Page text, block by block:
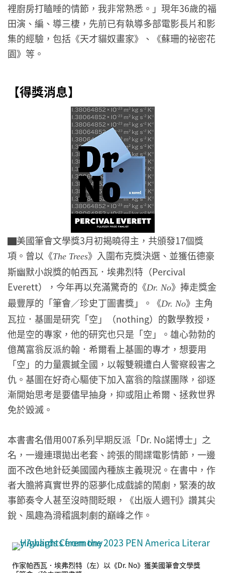
裡廚房打瞌睡的情節，我非常熟悉。」現年36歲的福
田演、編、導三棲，先前已有執導多部電影長片和影
集的經驗，包括《天才貓奴畫家》、《蘇珊的祕密花
園》等。
【得獎消息】
▇美國筆會文學獎3月初揭曉得主，共頒發17個獎
項。曾以《The Trees》入圍布克獎決選、並獲伍德豪
斯幽默小說獎的帕西瓦．埃弗烈特（Percival
Everett），今年再以充滿驚奇的《Dr. No》捧走獎金
最豐厚的「筆會／珍史丁圖書獎」。《Dr. No》主角
瓦拉．基圖是研究「空」（nothing）的數學教授，
他是空的專家，他的研究也只是「空」。雄心勃勃的
億萬富翁反派約翰．希爾看上基圖的專才，想要用
「空」的力量震撼全國，以報雙親遭白人警察殺害之
仇。基圖在好奇心驅使下加入富翁的陰謀團隊，卻逐
漸開始思考是要儘早抽身，抑或阻止希爾、拯救世界
免於毀滅。
本書書名借用007系列早期反派「Dr. No諾博士」之
名，一邊連環拋出老套、誇張的間諜電影情節，一邊
面不改色地針砭美國國內種族主義現況。在書中，作
者大膽將真實世界的惡夢化成戲謔的鬧劇，緊湊的故
事節奏令人甚至沒時間眨眼，《出版人週刊》讚其尖
銳、風趣為滑稽諷刺劇的巔峰之作。
作家帕西瓦．埃弗烈特（左）以《Dr. No》獲美國筆會文學獎